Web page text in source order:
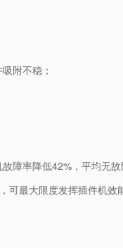
附不稳；
障率降低42%，平均无
最大限度发挥插件机效